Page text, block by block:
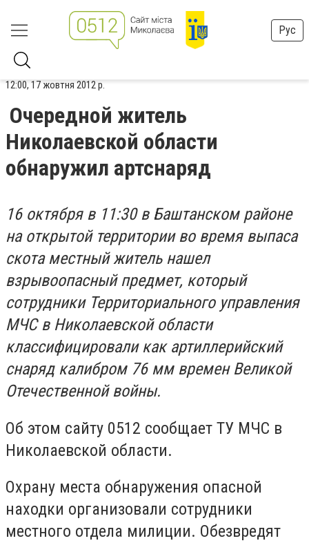
Рус
12:00, 17 жовтня 2012 р.
Очередной житель
Николаевской области
обнаружил артснаряд
16 октября в 11:30 в Баштанском районе
на открытой территории во время выпаса
скота местный житель нашел
взрывоопасный предмет, который
сотрудники Территориального управления
МЧС в Николаевской области
классифицировали как артиллерийский
снаряд калибром 76 мм времен Великой
Отечественной войны.
Об этом сайту 0512 сообщает ТУ МЧС в
Николаевской области.
Охрану места обнаружения опасной
находки организовали сотрудники
местного отдела милиции. Обезвредят